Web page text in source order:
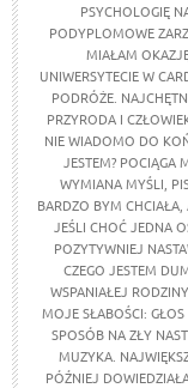
PSYCHOLOGIĘ
PODYPLOMOWE
MIAŁAM
UNIWERSYTECIE W
PODRÓŻE.
PRZYRODA I
NIE WIADOMO DO
JESTEM? POCIĄGA
WYMIANA MYŚLI,
BARDZO BYM CHCIAŁA,
JEŚLI CHOĆ JEDNA
POZYTYWNIEJ
CZEGO JESTEM
WSPANIAŁEJ
MOJE SŁABOŚCI:
SPOSÓB NA ZŁY
MUZYKA.
PÓŹNIEJ